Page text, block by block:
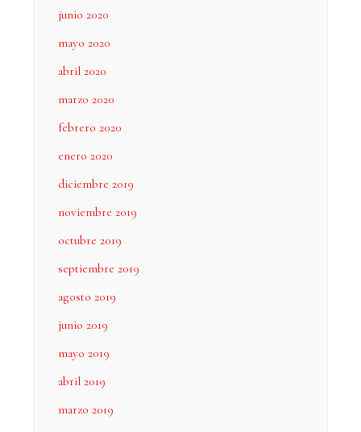
junio 2020
mayo 2020
abril 2020
marzo 2020
febrero 2020
enero 2020
diciembre 2019
noviembre 2019
octubre 2019
septiembre 2019
agosto 2019
junio 2019
mayo 2019
abril 2019
marzo 2019